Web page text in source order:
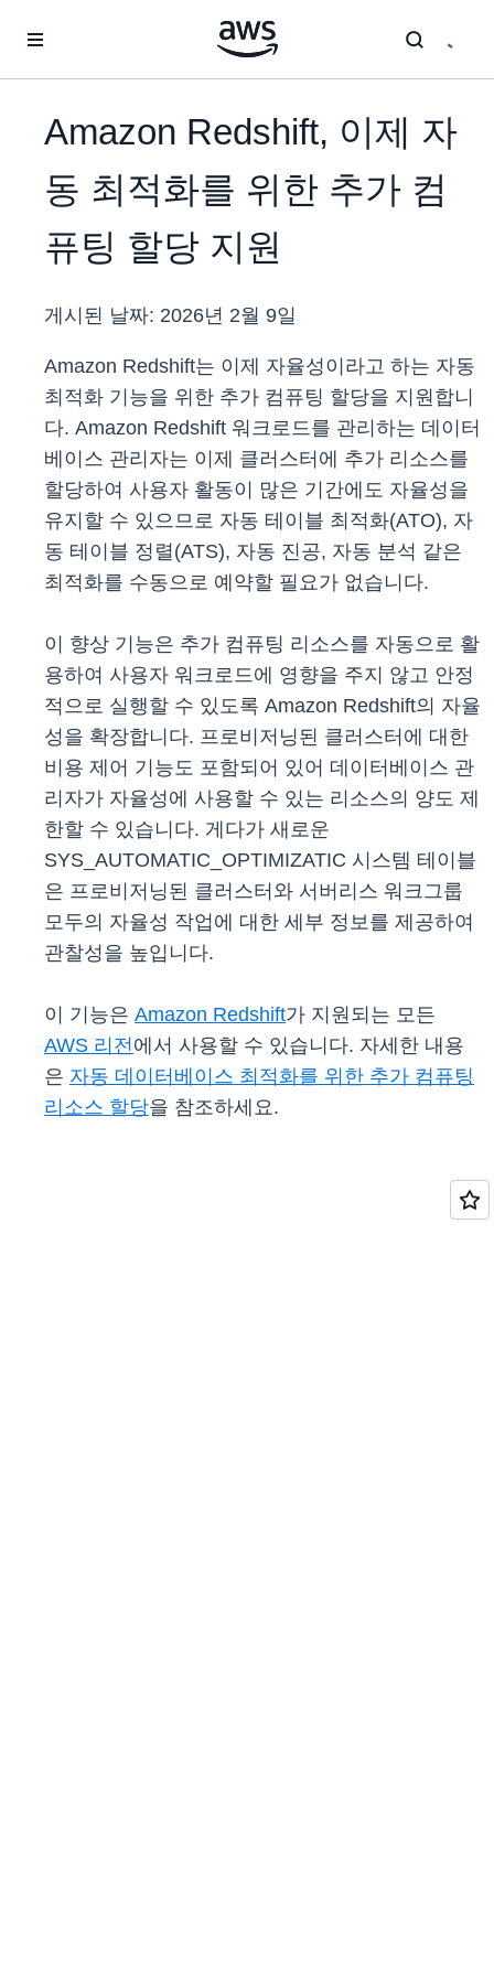
Amazon Redshift, 이제 자
동 최적화를 위한 추가 컴
퓨팅 할당 지원
게시된 날짜: 2026년 2월 9일
Amazon Redshift는 이제 자율성이라고 하는 자동
최적화 기능을 위한 추가 컴퓨팅 할당을 지원합니
다. Amazon Redshift 워크로드를 관리하는 데이터
베이스 관리자는 이제 클러스터에 추가 리소스를
할당하여 사용자 활동이 많은 기간에도 자율성을
유지할 수 있으므로 자동 테이블 최적화(ATO), 자
동 테이블 정렬(ATS), 자동 진공, 자동 분석 같은
최적화를 수동으로 예약할 필요가 없습니다.
이 향상 기능은 추가 컴퓨팅 리소스를 자동으로 활
용하여 사용자 워크로드에 영향을 주지 않고 안정
적으로 실행할 수 있도록 Amazon Redshift의 자율
성을 확장합니다. 프로비저닝된 클러스터에 대한
비용 제어 기능도 포함되어 있어 데이터베이스 관
리자가 자율성에 사용할 수 있는 리소스의 양도 제
한할 수 있습니다. 게다가 새로운
SYS_AUTOMATIC_OPTIMIZATIC 시스템 테이블
은 프로비저닝된 클러스터와 서버리스 워크그룹
모두의 자율성 작업에 대한 세부 정보를 제공하여
관찰성을 높입니다.
이 기능은 Amazon Redshift가 지원되는 모든
AWS 리전에서 사용할 수 있습니다. 자세한 내용
은 자동 데이터베이스 최적화를 위한 추가 컴퓨팅
리소스 할당을 참조하세요.